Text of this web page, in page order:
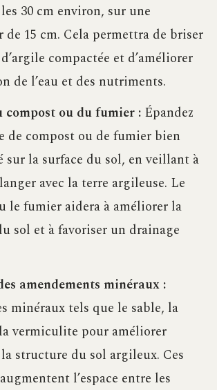
30 cm environ, sur une
de 15 cm. Cela permettra de briser
compactée et d’améliorer
de l’eau et des nutriments.
ou du fumier :Épandez
de compost ou de fumier bien
sur la surface du sol, en veillant à
avec la terre argileuse. Le
le fumier aidera à améliorer la
sol et à favoriser un drainage
amendements minéraux :
minéraux tels que le sable, la
vermiculite pour améliorer
structure du sol argileux. Ces
l’espace entre les